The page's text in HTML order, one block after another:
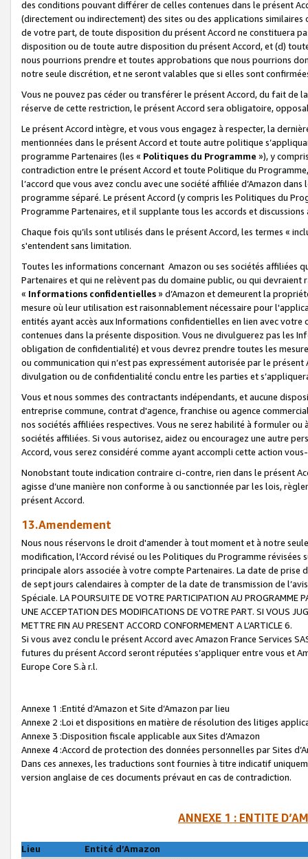
des conditions pouvant différer de celles contenues dans le présent
(directement ou indirectement) des sites ou des applications
de votre part, de toute disposition du présent Accord ne constituera
disposition ou de toute autre disposition du présent Accord, et (d)
nous pourrions prendre et toutes approbations que nous pourrions
notre seule discrétion, et ne seront valables que si elles sont
Vous ne pouvez pas céder ou transférer le présent Accord, du fait de
réserve de cette restriction, le présent Accord sera obligatoire,
Le présent Accord intègre, et vous vous engagez à respecter, la
mentionnées dans le présent Accord et toute autre politique
programme Partenaires (les « Politiques du Programme »), y
contradiction entre le présent Accord et toute Politique du
l’accord que vous avez conclu avec une société affiliée d’Amazon
programme séparé. Le présent Accord (y compris les Politiques du
Programme Partenaires, et il supplante tous les accords et discussions
Chaque fois qu’ils sont utilisés dans le présent Accord, les termes «
s'entendent sans limitation.
Toutes les informations concernant Amazon ou ses sociétés affiliées
Partenaires et qui ne relèvent pas du domaine public, ou qui
« Informations confidentielles» d’Amazon et demeurent la
mesure où leur utilisation est raisonnablement nécessaire pour
entités ayant accès aux Informations confidentielles en lien avec
contenues dans la présente disposition. Vous ne divulguerez pas les
obligation de confidentialité) et vous devrez prendre toutes les
ou communication qui n’est pas expressément autorisée par le
divulgation ou de confidentialité conclu entre les parties et
Vous et nous sommes des contractants indépendants, et aucune
entreprise commune, contrat d'agence, franchise ou agence
nos sociétés affiliées respectives. Vous ne serez habilité à formuler
sociétés affiliées. Si vous autorisez, aidez ou encouragez une autre
Accord, vous serez considéré comme ayant accompli cette action
Nonobstant toute indication contraire ci-contre, rien dans le présent
agisse d’une manière non conforme à ou sanctionnée par les lois,
présent Accord.
13.Amendement
Nous nous réservons le droit d'amender à tout moment et à notre
modification, l’Accord révisé ou les Politiques du Programme
principale alors associée à votre compte Partenaires. La date de
de sept jours calendaires à compter de la date de transmission de
Spéciale. LA POURSUITE DE VOTRE PARTICIPATION AU PROGRAMME
UNE ACCEPTATION DES MODIFICATIONS DE VOTRE PART. SI VOUS
METTRE FIN AU PRESENT ACCORD CONFORMEMENT A L’ARTICLE 6.
Si vous avez conclu le présent Accord avec Amazon France Services
futures du présent Accord seront réputées s’appliquer entre vous et
Europe Core S.à r.l.
Annexe 1 :Entité d’Amazon et Site d’Amazon par lieu
Annexe 2 :Loi et dispositions en matière de résolution des litiges
Annexe 3 :Disposition fiscale applicable aux Sites d’Amazon
Annexe 4 :Accord de protection des données personnelles par Sites
Dans ces annexes, les traductions sont fournies à titre indicatif
version anglaise de ces documents prévaut en cas de contradiction.
ANNEXE 1 : ENTITE
Lieu
Entité d’Amazon